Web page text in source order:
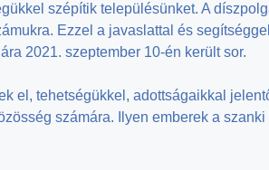
szépítik településünket. A
Ezzel a javaslattal és
2021. szeptember 10-én került sor.
el, tehetségükkel, adottságaikkal
számára. Ilyen emberek a